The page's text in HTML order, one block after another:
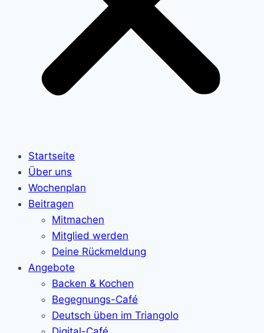
Startseite
Über uns
Wochenplan
Beitragen
Mitmachen
Mitglied werden
Deine Rückmeldung
Angebote
Backen & Kochen
Begegnungs-Café
Deutsch üben im Triangolo